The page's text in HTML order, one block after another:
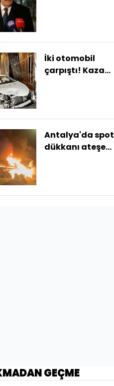
İki otomobil
çarpıştı! Kaza
Antalya'da spot
dükkanı ateşe
GEÇME